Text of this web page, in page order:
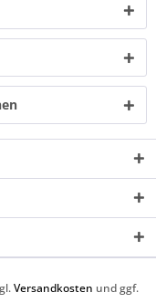
Versandkosten und ggf.